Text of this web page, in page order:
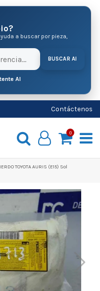
a buscar por pieza,
BUSCAR AI
AI
Contáctenos
0
TOYOTA AURIS (E15) Sol